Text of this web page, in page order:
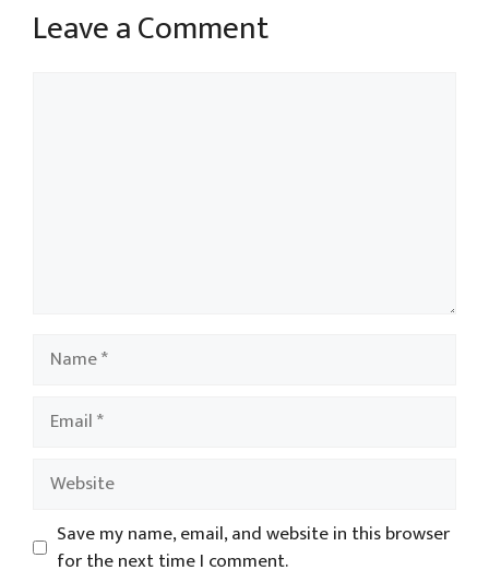
Leave a Comment
Name
Email
Website
Save my name, email, and website in this browser
for the next time I comment.